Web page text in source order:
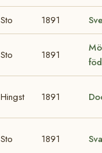
Sto 1891
Sto 1891
Hingst 1891
Sto 1891